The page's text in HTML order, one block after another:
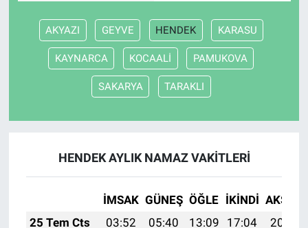
AKYAZI GEYVE HENDEK KARASU
KAYNARCA KOCAALİ PAMUKOVA
SAKARYA TARAKLI
HENDEK AYLIK NAMAZ VAKITLERI
İMSAK GÜNEŞ ÖĞLE İKINDI AKŞAM
25 Tem Cts
03:52 05:40 13:09 17:04
20:27